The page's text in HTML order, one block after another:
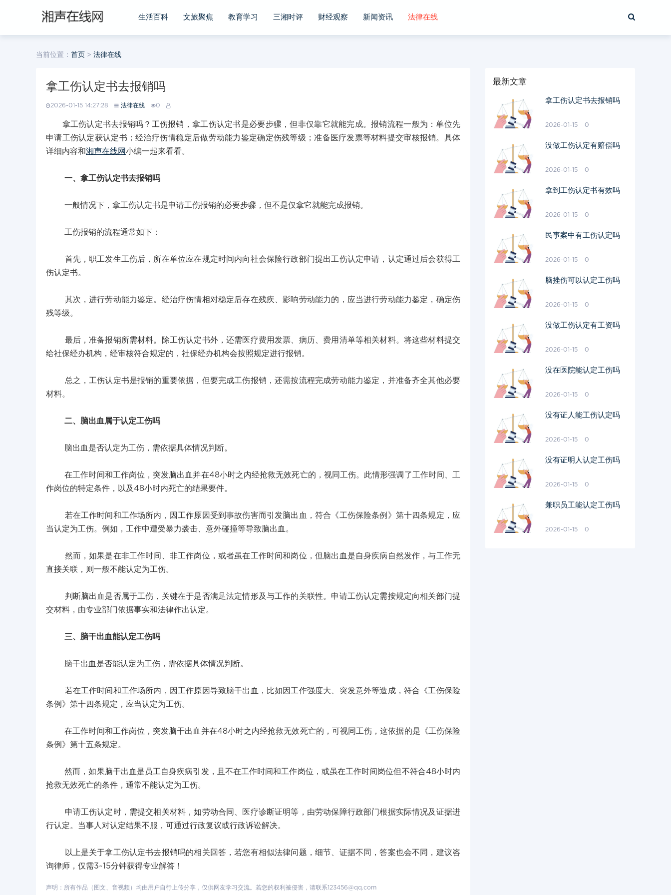
生活百科 文旅聚焦 教育学习 三湘时评 财经观察 新闻资讯 法律在线
当前位置： 首页 > 法律在线
拿工伤认定书去报销吗
2026-01-15 14:27:28 法律在线 0
拿工伤认定书去报销吗？工伤报销，拿工伤认定书是必要步骤，但非仅靠它就能完成。报销流程一般为：单位先
申请工伤认定获认定书；经治疗伤情稳定后做劳动能力鉴定确定伤残等级；准备医疗发票等材料提交审核报销。具体
详细内容和湘声在线网小编一起来看看。
一、拿工伤认定书去报销吗
一般情况下，拿工伤认定书是申请工伤报销的必要步骤，但不是仅拿它就能完成报销。
工伤报销的流程通常如下：
首先，职工发生工伤后，所在单位应在规定时间内向社会保险行政部门提出工伤认定申请，认定通过后会获得工
伤认定书。
其次，进行劳动能力鉴定。经治疗伤情相对稳定后存在残疾、影响劳动能力的，应当进行劳动能力鉴定，确定伤
残等级。
最后，准备报销所需材料。除工伤认定书外，还需医疗费用发票、病历、费用清单等相关材料。将这些材料提交
给社保经办机构，经审核符合规定的，社保经办机构会按照规定进行报销。
总之，工伤认定书是报销的重要依据，但要完成工伤报销，还需按流程完成劳动能力鉴定，并准备齐全其他必要
材料。
二、脑出血属于认定工伤吗
脑出血是否认定为工伤，需依据具体情况判断。
在工作时间和工作岗位，突发脑出血并在48小时之内经抢救无效死亡的，视同工伤。此情形强调了工作时间、工
作岗位的特定条件，以及48小时内死亡的结果要件。
若在工作时间和工作场所内，因工作原因受到事故伤害而引发脑出血，符合《工伤保险条例》第十四条规定，应
当认定为工伤。例如，工作中遭受暴力袭击、意外碰撞等导致脑出血。
然而，如果是在非工作时间、非工作岗位，或者虽在工作时间和岗位，但脑出血是自身疾病自然发作，与工作无
直接关联，则一般不能认定为工伤。
判断脑出血是否属于工伤，关键在于是否满足法定情形及与工作的关联性。申请工伤认定需按规定向相关部门提
交材料，由专业部门依据事实和法律作出认定。
三、脑干出血能认定工伤吗
脑干出血是否能认定为工伤，需依据具体情况判断。
若在工作时间和工作场所内，因工作原因导致脑干出血，比如因工作强度大、突发意外等造成，符合《工伤保险
条例》第十四条规定，应当认定为工伤。
在工作时间和工作岗位，突发脑干出血并在48小时之内经抢救无效死亡的，可视同工伤，这依据的是《工伤保险
条例》第十五条规定。
然而，如果脑干出血是员工自身疾病引发，且不在工作时间和工作岗位，或虽在工作时间岗位但不符合48小时内
抢救无效死亡的条件，通常不能认定为工伤。
申请工伤认定时，需提交相关材料，如劳动合同、医疗诊断证明等，由劳动保障行政部门根据实际情况及证据进
行认定。当事人对认定结果不服，可通过行政复议或行政诉讼解决。
以上是关于拿工伤认定书去报销吗的相关回答，若您有相似法律问题，细节、证据不同，答案也会不同，建议咨
询律师，仅需3~15分钟获得专业解答！
声明：所有作品（图文、音视频）均由用户自行上传分享，仅供网友学习交流。若您的权利被侵害，请联系123456@qq.com
最新文章
拿工伤认定书去报销吗
2026-01-15 0
没做工伤认定有赔偿吗
2026-01-15 0
拿到工伤认定书有效吗
2026-01-15 0
民事案中有工伤认定吗
2026-01-15 0
脑挫伤可以认定工伤吗
2026-01-15 0
没做工伤认定有工资吗
2026-01-15 0
没在医院能认定工伤吗
2026-01-15 0
没有证人能工伤认定吗
2026-01-15 0
没有证明人认定工伤吗
2026-01-15 0
兼职员工能认定工伤吗
2026-01-15 0